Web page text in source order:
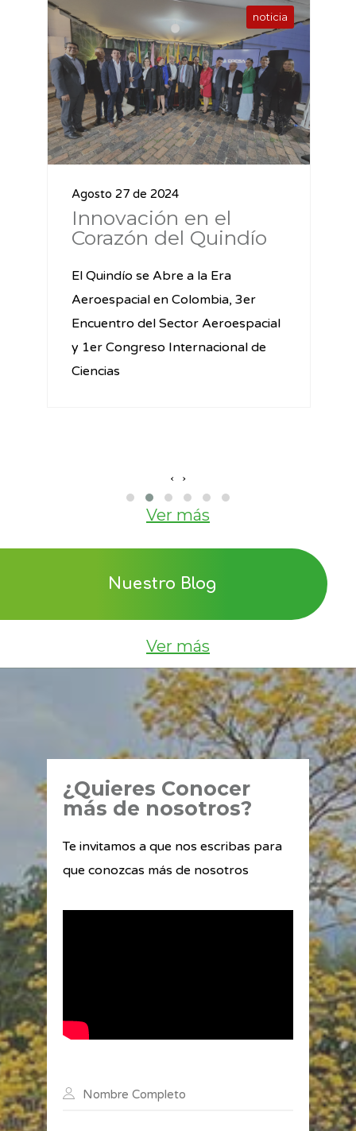
noticia
Agosto 27 de 2024
Innovación en el
Corazón del Quindío
El Quindío se Abre a la Era
Aeroespacial en Colombia, 3er
Encuentro del Sector Aeroespacial
y 1er Congreso Internacional de
Ciencias
‹ ›
Ver más
Nuestro Blog
Ver más
¿Quieres Conocer
más de nosotros?
Te invitamos a que nos escribas para
que conozcas más de nosotros